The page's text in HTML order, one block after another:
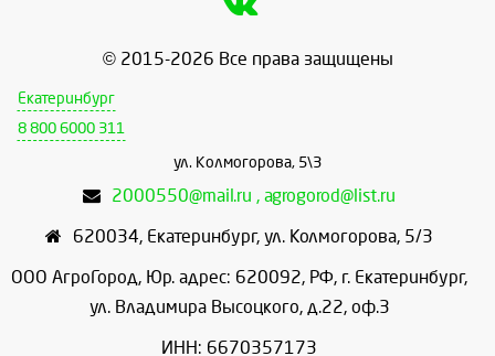
© 2015-2026 Все права защищены
Екатеринбург
8 800 6000 311
ул. Колмогорова, 5\3
2000550@mail.ru , agrogorod@list.ru
620034, Екатеринбург, ул. Колмогорова, 5/3
ООО АгроГород, Юр. адрес: 620092, РФ, г. Екатеринбург,
ул. Владимира Высоцкого, д.22, оф.3
ИНН: 6670357173